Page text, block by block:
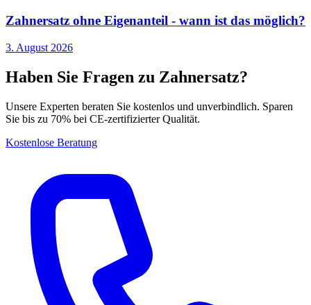
Zahnersatz ohne Eigenanteil - wann ist das möglich?
3. August 2026
Haben Sie Fragen zu Zahnersatz?
Unsere Experten beraten Sie kostenlos und unverbindlich. Sparen
Sie bis zu 70% bei CE-zertifizierter Qualität.
Kostenlose Beratung